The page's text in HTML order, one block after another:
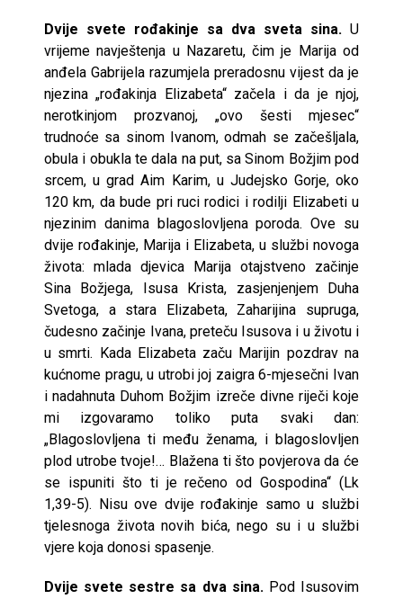
Dvije svete rođakinje sa dva sveta sina. U
vrijeme navještenja u Nazaretu, čim je Marija od
anđela Gabrijela razumjela preradosnu vijest da je
njezina „rođakinja Elizabeta“ začela i da je njoj,
nerotkinjom prozvanoj, „ovo šesti mjesec“
trudnoće sa sinom Ivanom, odmah se začešljala,
obula i obukla te dala na put, sa Sinom Božjim pod
srcem, u grad Aim Karim, u Judejsko Gorje, oko
120 km, da bude pri ruci rodici i rodilji Elizabeti u
njezinim danima blagoslovljena poroda. Ove su
dvije rođakinje, Marija i Elizabeta, u službi novoga
života: mlada djevica Marija otajstveno začinje
Sina Božjega, Isusa Krista, zasjenjenjem Duha
Svetoga, a stara Elizabeta, Zaharijina supruga,
čudesno začinje Ivana, preteču Isusova i u životu i
u smrti. Kada Elizabeta začu Marijin pozdrav na
kućnome pragu, u utrobi joj zaigra 6-mjesečni Ivan
i nadahnuta Duhom Božjim izreče divne riječi koje
mi izgovaramo toliko puta svaki dan:
„Blagoslovljena ti među ženama, i blagoslovljen
plod utrobe tvoje!… Blažena ti što povjerova da će
se ispuniti što ti je rečeno od Gospodina“ (Lk
1,39-5). Nisu ove dvije rođakinje samo u službi
tjelesnoga života novih bića, nego su i u službi
vjere koja donosi spasenje.
Dvije svete sestre sa dva sina. Pod Isusovim